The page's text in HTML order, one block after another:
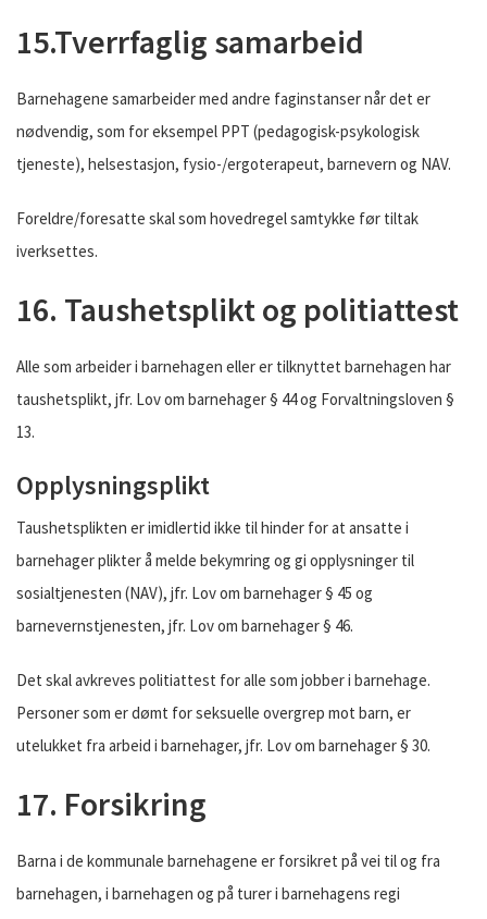
15.Tverrfaglig samarbeid
Barnehagene samarbeider med andre faginstanser når det er
nødvendig, som for eksempel PPT (pedagogisk-psykologisk
tjeneste), helsestasjon, fysio-/ergoterapeut, barnevern og NAV.
Foreldre/foresatte skal som hovedregel samtykke før tiltak
iverksettes.
16. Taushetsplikt og politiattest
Alle som arbeider i barnehagen eller er tilknyttet barnehagen har
taushetsplikt, jfr. Lov om barnehager § 44 og Forvaltningsloven §
13.
Opplysningsplikt
Taushetsplikten er imidlertid ikke til hinder for at ansatte i
barnehager plikter å melde bekymring og gi opplysninger til
sosialtjenesten (NAV), jfr. Lov om barnehager § 45 og
barnevernstjenesten, jfr. Lov om barnehager § 46.
Det skal avkreves politiattest for alle som jobber i barnehage.
Personer som er dømt for seksuelle overgrep mot barn, er
utelukket fra arbeid i barnehager, jfr. Lov om barnehager § 30.
17. Forsikring
Barna i de kommunale barnehagene er forsikret på vei til og fra
barnehagen, i barnehagen og på turer i barnehagens regi